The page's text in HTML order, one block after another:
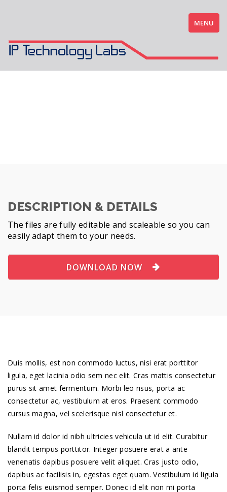
MENU
DESCRIPTION & DETAILS
The files are fully editable and scaleable so you can
easily adapt them to your needs.
DOWNLOAD NOW
Duis mollis, est non commodo luctus, nisi erat porttitor
ligula, eget lacinia odio sem nec elit. Cras mattis consectetur
purus sit amet fermentum. Morbi leo risus, porta ac
consectetur ac, vestibulum at eros. Praesent commodo
cursus magna, vel scelerisque nisl consectetur et.
Nullam id dolor id nibh ultricies vehicula ut id elit. Curabitur
blandit tempus porttitor. Integer posuere erat a ante
venenatis dapibus posuere velit aliquet. Cras justo odio,
dapibus ac facilisis in, egestas eget quam. Vestibulum id ligula
porta felis euismod semper. Donec id elit non mi porta